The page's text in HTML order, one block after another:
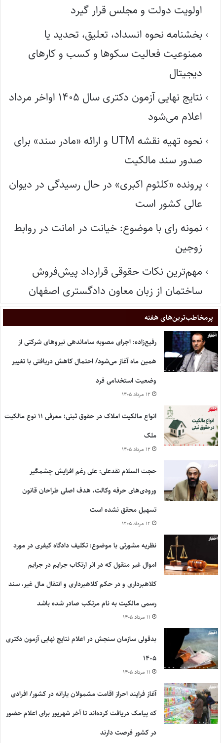
اولویت دولت و مجلس قرار گیرد
بخشنامه نحوه انسداد، تعلیق، تحدید یا
ممنوعیت فعالیت سکوها و کسب و کارهای
دیجیتال
نتایج نهایی آزمون دکتری سال ۱۴۰۵ اواخر مرداد
اعلام می‌شود
نحوه تهیه نقشه UTM و ارائه «مادر سند» برای
صدور سند مالکیت
پرونده «کلثوم اکبری» در حال رسیدگی در دیوان
عالی کشور است
نمونه رای با موضوع: خیانت در امانت در روابط
زوجین
مهم‌ترین نکات حقوقی قرارداد پیش‌فروش
ساختمان از زبان معاون دادگستری اصفهان
پر‌مخاطب‌ترین‌های هفته
رفیع‌زاده: اجرای مصوبه ساماندهی نیروهای شرکتی از
همین ماه آغاز می‌شود/ احتمال کاهش دریافتی با تغییر
وضعیت استخدامی فرد
۱۲ مرداد ۱۴۰۵
انواع مالکیت املاک در حقوق ثبتی؛ معرفی ۱۱ نوع مالکیت
ملک
۱۲ مرداد ۱۴۰۵
حجت السلام نقدعلی: علی رغم افزایش چشمگیر
ورودی‌های حرفه وکالت، هدف اصلی طراحان قانون
تسهیل محقق نشده است
۱۴ مرداد ۱۴۰۵
نظریه مشورتی با موضوع: تکلیف دادگاه کیفری در مورد
اموال غیر منقول که در اثر ارتکاب جرایم در جرایم
کلاهبرداری و در حکم کلاهبرداری و انتقال مال غیر، سند
رسمی مالکیت به نام مرتکب صادر شده باشد
۱۱ مرداد ۱۴۰۵
بدقولی سازمان سنجش در اعلام نتایج نهایی آزمون دکتری
۱۴۰۵
۱۱ مرداد ۱۴۰۵
آغاز فرایند احراز اقامت مشمولان یارانه در کشور/ افرادی
که پیامک دریافت کرده‌اند تا آخر شهریور برای اعلام حضور
در کشور فرصت دارند